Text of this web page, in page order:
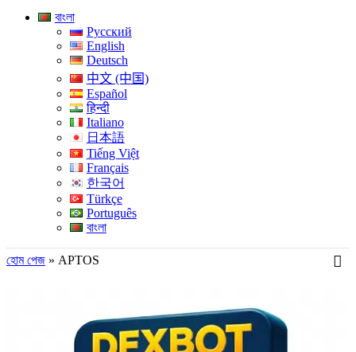
বাংলা
Русский
English
Deutsch
中文 (中国)
Español
हिन्दी
Italiano
日本語
Tiếng Việt
Français
한국어
Türkçe
Português
বাংলা
হোম পেজ » APTOS